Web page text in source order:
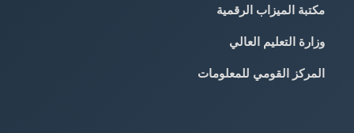
مكتبة الميزاب الرقمية
وزارة التعليم العالي
المركز القومي للمعلومات